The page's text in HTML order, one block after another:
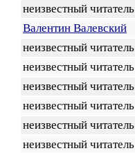
неизвестный читатель
Валентин Валевский
неизвестный читатель
неизвестный читатель
неизвестный читатель
неизвестный читатель
неизвестный читатель
неизвестный читатель